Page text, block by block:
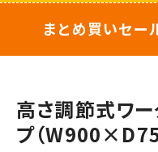
まとめ買いセー
高さ調節式ワ
プ（